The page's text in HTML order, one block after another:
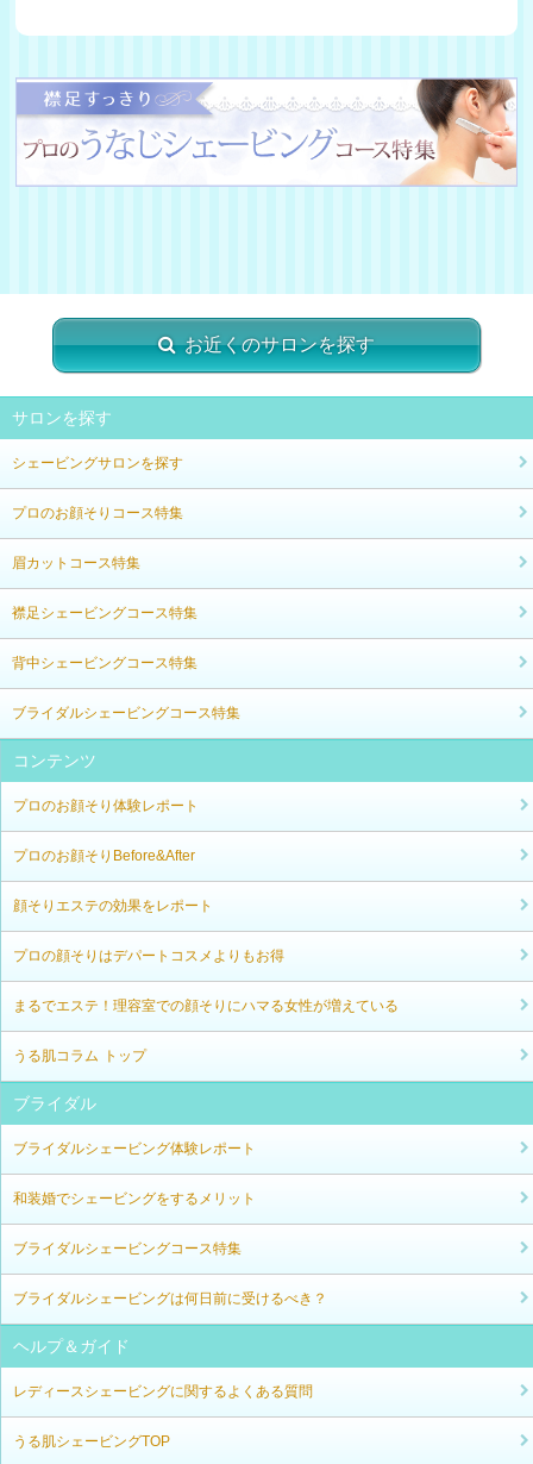
お近くのサロンを探す
サロンを探す
シェービングサロンを探す
プロのお顔そりコース特集
眉カットコース特集
襟足シェービングコース特集
背中シェービングコース特集
ブライダルシェービングコース特集
コンテンツ
プロのお顔そり体験レポート
プロのお顔そりBefore&After
顔そりエステの効果をレポート
プロの顔そりはデパートコスメよりもお得
まるでエステ！理容室での顔そりにハマる女性が増えている
うる肌コラム トップ
ブライダル
ブライダルシェービング体験レポート
和装婚でシェービングをするメリット
ブライダルシェービングコース特集
ブライダルシェービングは何日前に受けるべき？
ヘルプ＆ガイド
レディースシェービングに関するよくある質問
うる肌シェービングTOP